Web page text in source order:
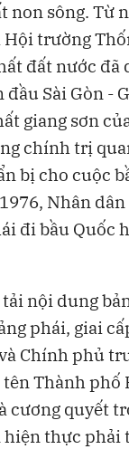
sông. Từ
trường
đất nước đã
Sài Gòn -
giang sơn
chính trị
bị cho cuộc
Nhân
đi bầu Quốc
nội dung
phái, giai
Chính phủ
Thành phố
quyết
hiện thực phải